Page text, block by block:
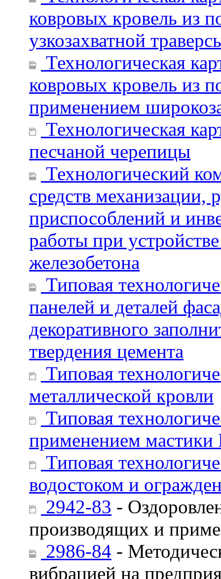
ковровых кровель из
узкозахватной
Технологическая
ковровых кровель из
применением
Технологическая
песчаной черепицы
Технологический
средств
приспособлений и
работы при
железобетона
Типовая
панелей и деталей
декоративного
твердения цемента
Типовая
металлической кровли
Типовая
применением мастики
Типовая
водостоком и
2942-83 -
производящих и
2986-84 -
вибрацией на